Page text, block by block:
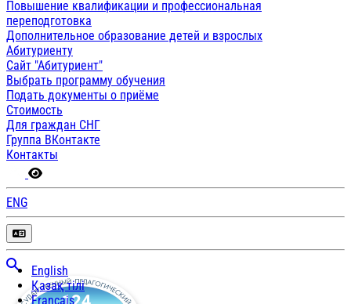
Повышение квалификации и профессиональная
переподготовка
Дополнительное образование детей и взрослых
Абитуриенту
Сайт "Абитуриент"
Выбрать программу обучения
Подать документы о приёме
Стоимость
Для граждан СНГ
Группа ВКонтакте
Контакты
ENG
English
Қазақ тілі
Français